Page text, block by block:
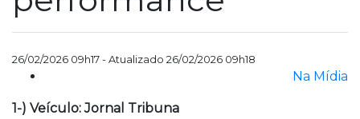
26/02/2026 09h17 - Atualizado 26/02/2026 09h18
Na Mídia
1-) Veículo: Jornal Tribuna